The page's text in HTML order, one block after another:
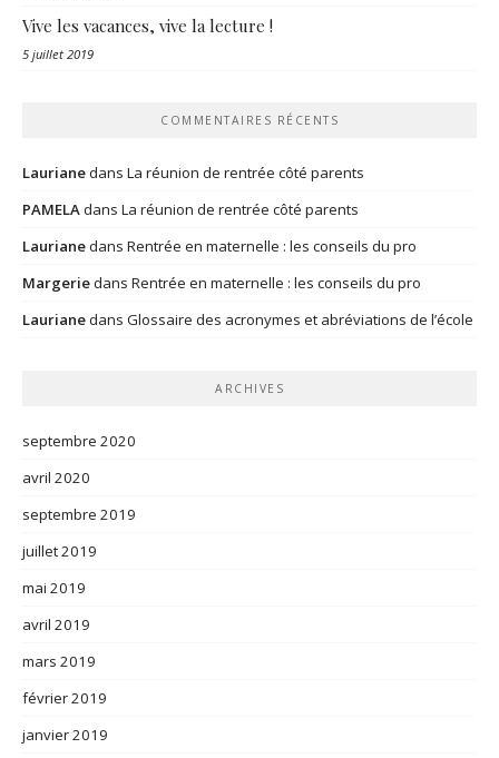
Vive les vacances, vive la lecture !
5 juillet 2019
COMMENTAIRES RÉCENTS
Laurianedans La réunion de rentrée côté parents
PAMELAdans La réunion de rentrée côté parents
Laurianedans Rentrée en maternelle : les conseils du pro
Margeriedans Rentrée en maternelle : les conseils du pro
Laurianedans Glossaire des acronymes et abréviations de l’école
ARCHIVES
septembre 2020
avril 2020
septembre 2019
juillet 2019
mai 2019
avril 2019
mars 2019
février 2019
janvier 2019